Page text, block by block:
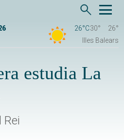
26°C30°
26°
Illes Balears
estudia La